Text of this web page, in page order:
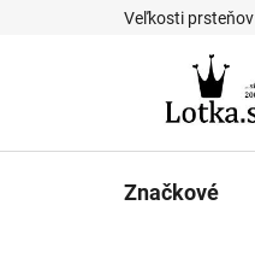
Veľkosti prsteňov
Značkové